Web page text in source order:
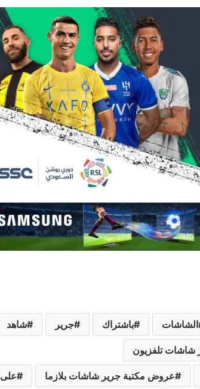
الشاشات باشتراك جرير شاهد
تلفزيون
عروض مكتبة جرير شاشات بلازما على